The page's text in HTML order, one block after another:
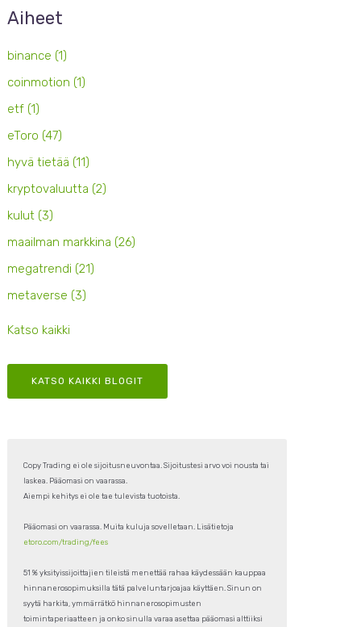
Aiheet
binance (1)
coinmotion (1)
etf (1)
eToro (47)
hyvä tietää (11)
kryptovaluutta (2)
kulut (3)
maailman markkina (26)
megatrendi (21)
metaverse (3)
Katso kaikki
KATSO KAIKKI BLOGIT
Copy Trading ei ole sijoitusneuvontaa. Sijoitustesi arvo voi nousta tai
laskea. Pääomasi on vaarassa.
Aiempi kehitys ei ole tae tulevista tuotoista.
Pääomasi on vaarassa. Muita kuluja sovelletaan. Lisätietoja
etoro.com/trading/fees
51 % yksityissijoittajien tileistä menettää rahaa käydessään kauppaa
hinnanerosopimuksilla tätä palveluntarjoajaa käyttäen. Sinun on
syytä harkita, ymmärrätkö hinnanerosopimusten
toimintaperiaatteen ja onko sinulla varaa asettaa pääomasi alttiiksi